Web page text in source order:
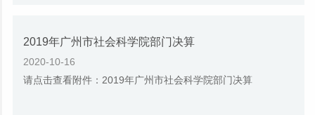
2019年广州市社会科学院部门决算
2020-10-16
请点击查看附件：2019年广州市社会科学院部门决算